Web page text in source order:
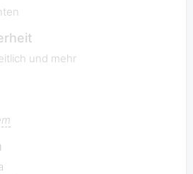
und mehr